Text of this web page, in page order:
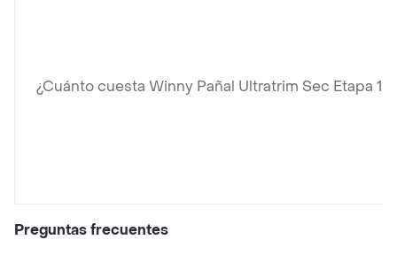
¿Cuánto cuesta Winny Pañal Ultratrim Sec Etapa 1?
Preguntas frecuentes